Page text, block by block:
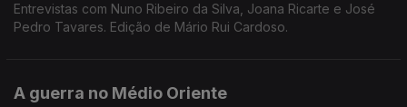
Entrevistas com Nuno Ribeiro da Silva, Joana Ricarte e José
Pedro Tavares. Edição de Mário Rui Cardoso.
A guerra no Médio Oriente